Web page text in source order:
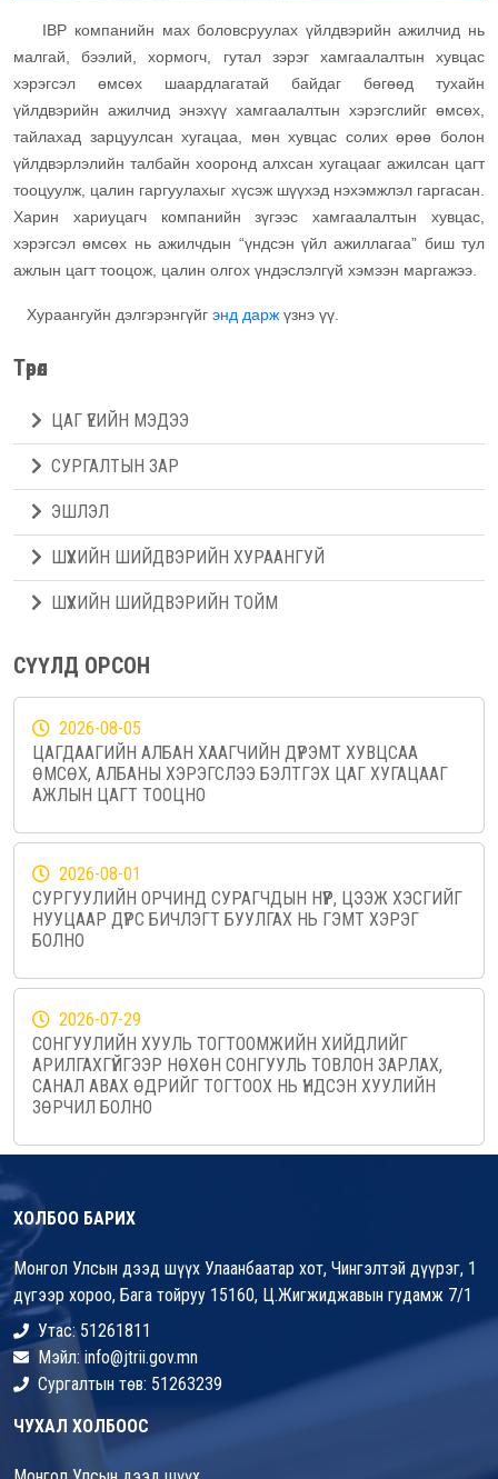
IBP компанийн мах боловсруулах үйлдвэрийн ажилчид нь
малгай, бээлий, хормогч, гутал зэрэг хамгаалалтын хувцас
хэрэгсэл өмсөх шаардлагатай байдаг бөгөөд тухайн
үйлдвэрийн ажилчид энэхүү хамгаалалтын хэрэгслийг өмсөх,
тайлахад зарцуулсан хугацаа, мөн хувцас солих өрөө болон
үйлдвэрлэлийн талбайн хооронд алхсан хугацааг ажилсан цагт
тооцуулж, цалин гаргуулахыг хүсэж шүүхэд нэхэмжлэл гаргасан.
Харин хариуцагч компанийн зүгээс хамгаалалтын хувцас,
хэрэгсэл өмсөх нь ажилчдын “үндсэн үйл ажиллагаа” биш тул
ажлын цагт тооцож, цалин олгох үндэслэлгүй хэмээн маргажээ.
Хураангуйн дэлгэрэнгүйг энд дарж үзнэ үү.
Төрөл
ЦАГ ҮЕИЙН МЭДЭЭ
СУРГАЛТЫН ЗАР
ЭШЛЭЛ
ШҮҮХИЙН ШИЙДВЭРИЙН ХУРААНГУЙ
ШҮҮХИЙН ШИЙДВЭРИЙН ТОЙМ
СҮҮЛД ОРСОН
2026-08-05
ЦАГДААГИЙН АЛБАН ХААГЧИЙН ДҮРЭМТ ХУВЦСАА
ӨМСӨХ, АЛБАНЫ ХЭРЭГСЛЭЭ БЭЛТГЭХ ЦАГ ХУГАЦААГ
АЖЛЫН ЦАГТ ТООЦНО
2026-08-01
СУРГУУЛИЙН ОРЧИНД СУРАГЧДЫН НҮҮР, ЦЭЭЖ ХЭСГИЙГ
НУУЦААР ДҮРС БИЧЛЭГТ БУУЛГАХ НЬ ГЭМТ ХЭРЭГ
БОЛНО
2026-07-29
СОНГУУЛИЙН ХУУЛЬ ТОГТООМЖИЙН ХИЙДЛИЙГ
АРИЛГАХГҮЙГЭЭР НӨХӨН СОНГУУЛЬ ТОВЛОН ЗАРЛАХ,
САНАЛ АВАХ ӨДРИЙГ ТОГТООХ НЬ ҮНДСЭН ХУУЛИЙН
ЗӨРЧИЛ БОЛНО
ХОЛБОО БАРИХ
Монгол Улсын дээд шүүх Улаанбаатар хот, Чингэлтэй дүүрэг, 1
дүгээр хороо, Бага тойруу 15160, Ц.Жигжиджавын гудамж 7/1
Утас: 51261811
Мэйл: info@jtrii.gov.mn
Сургалтын төв: 51263239
ЧУХАЛ ХОЛБООС